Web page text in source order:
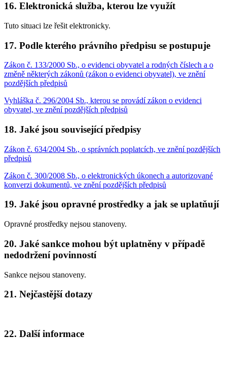
16. Elektronická služba, kterou lze využít
Tuto situaci lze řešit elektronicky.
17. Podle kterého právního předpisu se postupuje
Zákon č. 133/2000 Sb., o evidenci obyvatel a rodných číslech a o
změně některých zákonů (zákon o evidenci obyvatel), ve znění
pozdějších předpisů
Vyhláška č. 296/2004 Sb., kterou se provádí zákon o evidenci
obyvatel, ve znění pozdějších předpisů
18. Jaké jsou související předpisy
Zákon č. 634/2004 Sb., o správních poplatcích, ve znění pozdějších
předpisů
Zákon č. 300/2008 Sb., o elektronických úkonech a autorizované
konverzi dokumentů, ve znění pozdějších předpisů
19. Jaké jsou opravné prostředky a jak se uplatňují
Opravné prostředky nejsou stanoveny.
20. Jaké sankce mohou být uplatněny v případě
nedodržení povinností
Sankce nejsou stanoveny.
21. Nejčastější dotazy
22. Další informace